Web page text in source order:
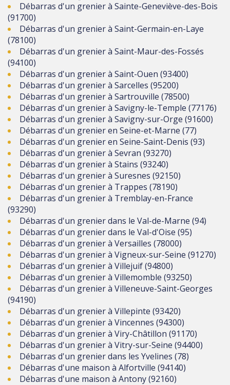
Débarras d'un grenier à Sainte-Geneviève-des-Bois
(91700)
Débarras d'un grenier à Saint-Germain-en-Laye
(78100)
Débarras d'un grenier à Saint-Maur-des-Fossés
(94100)
Débarras d'un grenier à Saint-Ouen (93400)
Débarras d'un grenier à Sarcelles (95200)
Débarras d'un grenier à Sartrouville (78500)
Débarras d'un grenier à Savigny-le-Temple (77176)
Débarras d'un grenier à Savigny-sur-Orge (91600)
Débarras d'un grenier en Seine-et-Marne (77)
Débarras d'un grenier en Seine-Saint-Denis (93)
Débarras d'un grenier à Sevran (93270)
Débarras d'un grenier à Stains (93240)
Débarras d'un grenier à Suresnes (92150)
Débarras d'un grenier à Trappes (78190)
Débarras d'un grenier à Tremblay-en-France
(93290)
Débarras d'un grenier dans le Val-de-Marne (94)
Débarras d'un grenier dans le Val-d'Oise (95)
Débarras d'un grenier à Versailles (78000)
Débarras d'un grenier à Vigneux-sur-Seine (91270)
Débarras d'un grenier à Villejuif (94800)
Débarras d'un grenier à Villemomble (93250)
Débarras d'un grenier à Villeneuve-Saint-Georges
(94190)
Débarras d'un grenier à Villepinte (93420)
Débarras d'un grenier à Vincennes (94300)
Débarras d'un grenier à Viry-Châtillon (91170)
Débarras d'un grenier à Vitry-sur-Seine (94400)
Débarras d'un grenier dans les Yvelines (78)
Débarras d'une maison à Alfortville (94140)
Débarras d'une maison à Antony (92160)